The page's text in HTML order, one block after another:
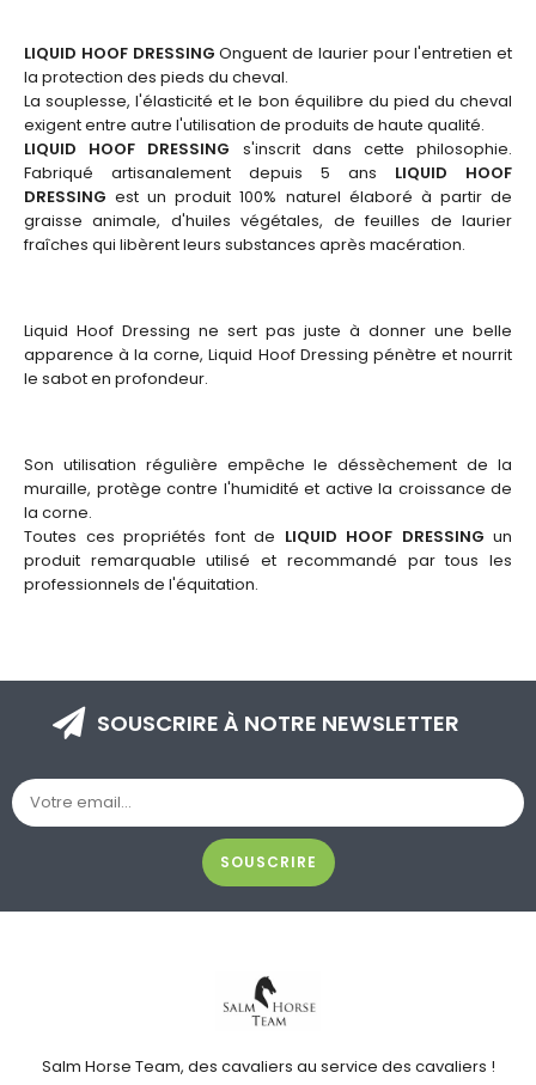
LIQUID HOOF DRESSING Onguent de laurier pour l'entretien et
la protection des pieds du cheval.
La souplesse, l'élasticité et le bon équilibre du pied du cheval
exigent entre autre l'utilisation de produits de haute qualité.
LIQUID HOOF DRESSING s'inscrit dans cette philosophie.
Fabriqué artisanalement depuis 5 ans LIQUID HOOF
DRESSING est un produit 100% naturel élaboré à partir de
graisse animale, d'huiles végétales, de feuilles de laurier
fraîches qui libèrent leurs substances après macération.
Liquid Hoof Dressing ne sert pas juste à donner une belle
apparence à la corne, Liquid Hoof Dressing pénètre et nourrit
le sabot en profondeur.
Son utilisation régulière empêche le déssèchement de la
muraille, protège contre l'humidité et active la croissance de
la corne.
Toutes ces propriétés font de LIQUID HOOF DRESSING un
produit remarquable utilisé et recommandé par tous les
professionnels de l'équitation.
SOUSCRIRE À NOTRE NEWSLETTER
SOUSCRIRE
Salm Horse Team, des cavaliers au service des cavaliers !